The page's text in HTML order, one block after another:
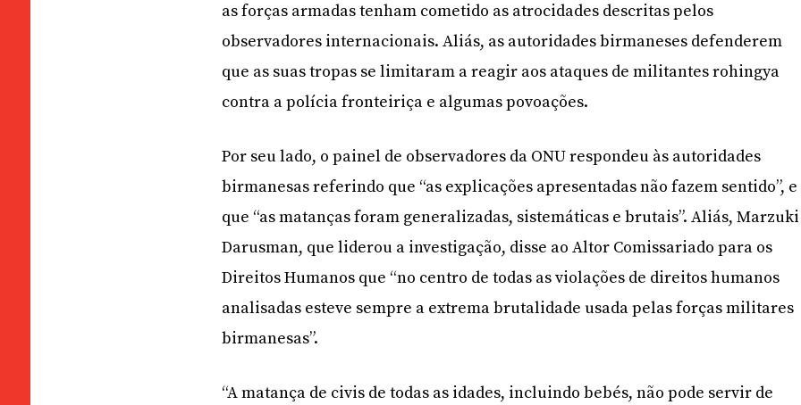
as forças armadas tenham cometido as atrocidades descritas pelos
observadores internacionais. Aliás, as autoridades birmaneses defenderem
que as suas tropas se limitaram a reagir aos ataques de militantes rohingya
contra a polícia fronteiriça e algumas povoações.
Por seu lado, o painel de observadores da ONU respondeu às autoridades
birmanesas referindo que “as explicações apresentadas não fazem sentido”, e
que “as matanças foram generalizadas, sistemáticas e brutais”. Aliás, Marzuki
Darusman, que liderou a investigação, disse ao Altor Comissariado para os
Direitos Humanos que “no centro de todas as violações de direitos humanos
analisadas esteve sempre a extrema brutalidade usada pelas forças militares
birmanesas”.
“A matança de civis de todas as idades, incluindo bebés, não pode servir de